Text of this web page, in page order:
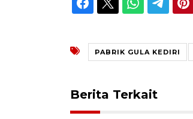
PABRIK GULA KEDIRI
Berita Terkait